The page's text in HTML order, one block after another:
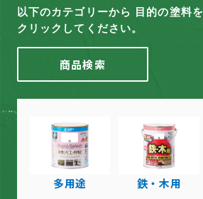
以下のカテゴリーから 目的の塗料を
クリックしてください。
商品検索
多用途 鉄・木用